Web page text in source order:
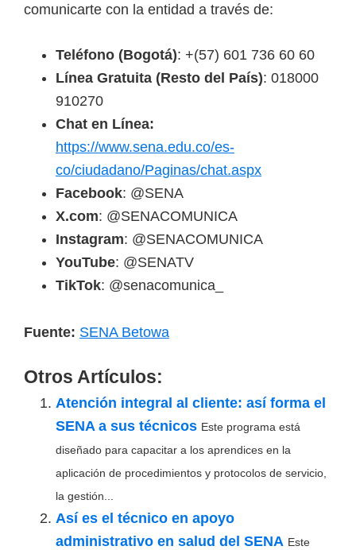
comunicarte con la entidad a través de:
Teléfono (Bogotá): +(57) 601 736 60 60
Línea Gratuita (Resto del País): 018000
910270
Chat en Línea:
https://www.sena.edu.co/es-
co/ciudadano/Paginas/chat.aspx
Facebook: @SENA
X.com: @SENACOMUNICA
Instagram: @SENACOMUNICA
YouTube: @SENATV
TikTok: @senacomunica_
Fuente: SENA Betowa
Otros Artículos:
Atención integral al cliente: así forma el
SENA a sus técnicos Este programa está
diseñado para capacitar a los aprendices en la
aplicación de procedimientos y protocolos de servicio,
la gestión...
Así es el técnico en apoyo
administrativo en salud del SENA Este